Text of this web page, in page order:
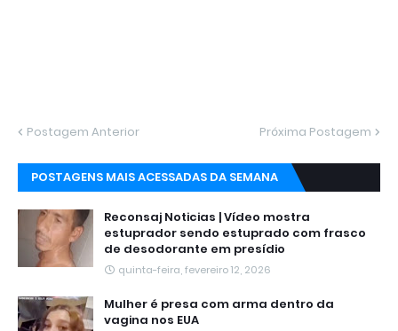
Postagem Anterior Próxima Postagem
POSTAGENS MAIS ACESSADAS DA SEMANA
Reconsaj Noticias | Vídeo mostra
estuprador sendo estuprado com frasco
de desodorante em presídio
quinta-feira, fevereiro 12, 2026
Mulher é presa com arma dentro da
vagina nos EUA